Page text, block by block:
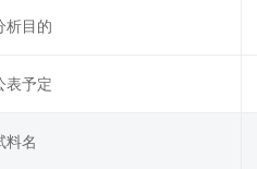
析目的
表予定
料名